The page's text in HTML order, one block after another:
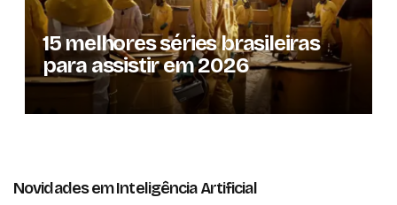
15 melhores séries brasileiras
para assistir em 2026
Novidades em Inteligência Artificial